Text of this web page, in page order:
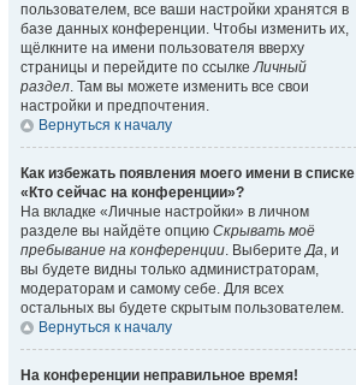
пользователем, все ваши настройки хранятся в
базе данных конференции. Чтобы изменить их,
щёлкните на имени пользователя вверху
страницы и перейдите по ссылкеЛичный
раздел. Там вы можете изменить все свои
настройки и предпочтения.
Вернуться к началу
Как избежать появления моего имени в списке
«Кто сейчас на конференции»?
На вкладке «Личные настройки» в личном
разделе вы найдёте опцию Скрывать моё
пребывание на конференции. ВыберитеДа, и
вы будете видны только администраторам,
модераторам и самому себе. Для всех
остальных вы будете скрытым пользователем.
Вернуться к началу
На конференции неправильное время!